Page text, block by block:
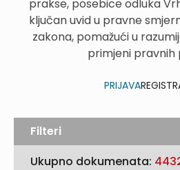
prakse, posebice odluka
ključan uvid u pravne
zakona, pomažući u
primjeni pravnih
PRIJAVA
Ukupno dokumenata:
Filteri